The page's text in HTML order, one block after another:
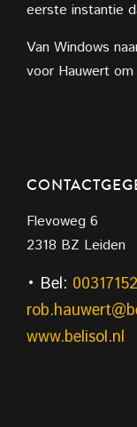
eerste instantie
Van Windows
voor Hauwert
Flevoweg 6
2318 BZ Leiden
• Bel:
www.belisol.nl